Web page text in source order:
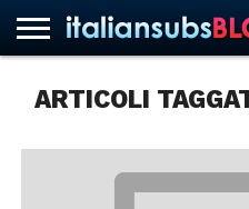
NEWS
ASCOLTI
RECENSIONI
INTERVISTE
CURIOSITÀ
CHI
CONTATTACI
FORUM
ITALIANSUBS
ARTICOLI